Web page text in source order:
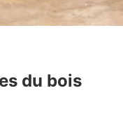
du bois